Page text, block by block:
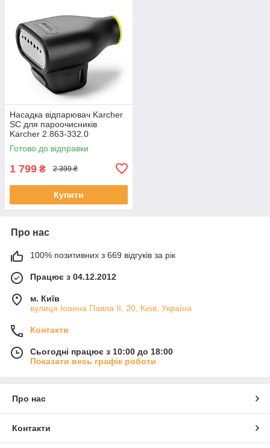
Насадка відпарювач Karcher
SC для пароочисників
Karcher 2.863-332.0
Готово до відправки
1 799 ₴ 2 399 ₴
Купити
Про нас
100% позитивних з 669 відгуків за рік
Працює з 04.12.2012
м. Київ
вулиця Іоанна Павла ІІ, 20, Київ, Україна
Контакти
Сьогодні працює з 10:00 до 18:00
Показати весь графік роботи
Про нас
Контакти